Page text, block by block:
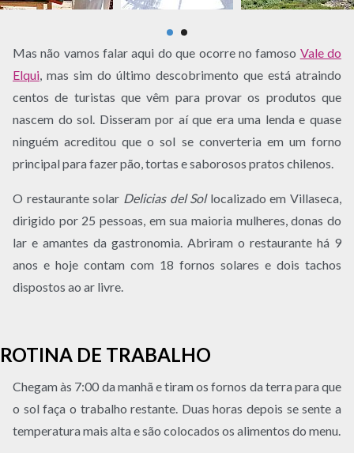
Mas não vamos falar aqui do que ocorre no famoso Vale do
Elqui , mas sim do último descobrimento que está atraindo
centos de turistas que vêm para provar os produtos que
nascem do sol. Disseram por aí que era uma lenda e quase
ninguém acreditou que o sol se converteria em um forno
principal para fazer pão, tortas e saborosos pratos chilenos.
O restaurante solar Delicias del Sol localizado em Villaseca,
dirigido por 25 pessoas, em sua maioria mulheres, donas do
lar e amantes da gastronomia. Abriram o restaurante há 9
anos e hoje contam com 18 fornos solares e dois tachos
dispostos ao ar livre.
ROTINA DE TRABALHO
Chegam às 7:00 da manhã e tiram os fornos da terra para que
o sol faça o trabalho restante. Duas horas depois se sente a
temperatura mais alta e são colocados os alimentos do menu.